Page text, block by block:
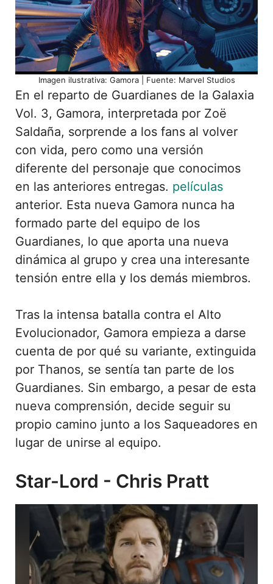
Imagen ilustrativa: Gamora | Fuente: Marvel Studios
En el reparto de Guardianes de la Galaxia
Vol. 3, Gamora, interpretada por Zoë
Saldaña, sorprende a los fans al volver
con vida, pero como una versión
diferente del personaje que conocimos
en las anteriores entregas. películas
anterior. Esta nueva Gamora nunca ha
formado parte del equipo de los
Guardianes, lo que aporta una nueva
dinámica al grupo y crea una interesante
tensión entre ella y los demás miembros.
Tras la intensa batalla contra el Alto
Evolucionador, Gamora empieza a darse
cuenta de por qué su variante, extinguida
por Thanos, se sentía tan parte de los
Guardianes. Sin embargo, a pesar de esta
nueva comprensión, decide seguir su
propio camino junto a los Saqueadores en
lugar de unirse al equipo.
Star-Lord - Chris Pratt